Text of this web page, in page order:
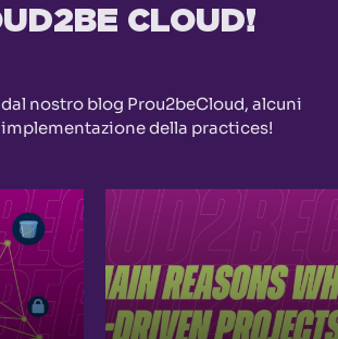
CLOUD!
nostro blog Prou2beCloud, alcuni
della practices!